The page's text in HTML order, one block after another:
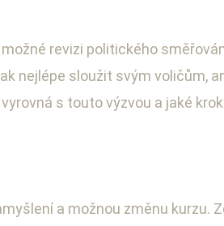
revizi politického
nejlépe sloužit svým voličům,
s touto výzvou a jaké
a možnou změnu kurzu.